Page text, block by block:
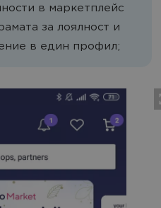
в маркетплейс
за лоялност и
в един профил;